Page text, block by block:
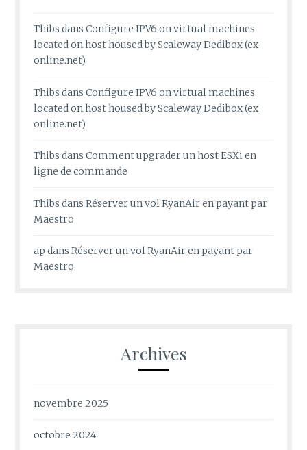
Thibs dansConfigure IPV6 on virtual machines
located on host housed by Scaleway Dedibox (ex
online.net)
Thibs dansConfigure IPV6 on virtual machines
located on host housed by Scaleway Dedibox (ex
online.net)
Thibs dansComment upgrader un host ESXi en
ligne de commande
Thibs dansRéserver un vol RyanAir en payant par
Maestro
ap dansRéserver un vol RyanAir en payant par
Maestro
Archives
novembre 2025
octobre 2024